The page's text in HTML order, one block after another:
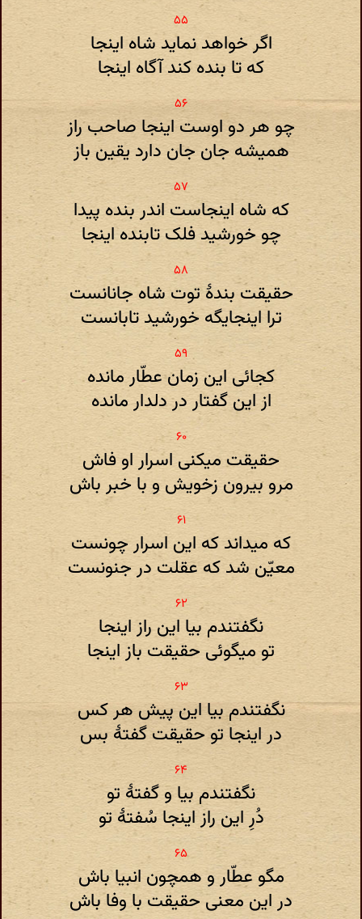
اگر خواهد نماید شاه اینجا
که تا بنده کند آگاه اینجا
چو هر دو اوست اینجا صاحب راز
همیشه جان جان دارد یقین باز
که شاه اینجاست اندر بنده پیدا
چو خورشید فلک تابنده اینجا
حقیقت بندهٔ توت شاه جانانست
ترا اینجایگه خورشید تابانست
کجائی این زمان عطّار مانده
از این گفتار در دلدار مانده
حقیقت میکنی اسرار او فاش
مرو بیرون زخویش و با خبر باش
که میداند که این اسرار چونست
معیّن شد که عقلت در جنونست
نگفتندم بیا این راز اینجا
تو میگوئی حقیقت باز اینجا
نگفتندم بیا این پیش هر کس
در اینجا تو حقیقت گفتهٔ بس
نگفتندم بیا و گفتهٔ تو
دُرِ این راز اینجا سُفتهٔ تو
مگو عطّار و همچون انبیا باش
در این معنی حقیقت با وفا باش